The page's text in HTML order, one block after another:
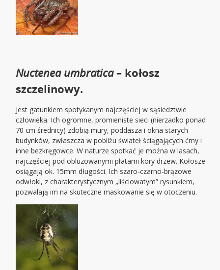
Nuctenea umbratica– kołosz
szczelinowy.
Jest gatunkiem spotykanym najczęściej w sąsiedztwie
człowieka. Ich ogromne, promieniste sieci (nierzadko ponad
70 cm średnicy) zdobią mury, poddasza i okna starych
budynków, zwłaszcza w pobliżu świateł ściągających ćmy i
inne bezkręgowce. W naturze spotkać je można w lasach,
najczęściej pod obluzowanymi płatami kory drzew. Kołosze
osiągają ok. 15mm długości. Ich szaro-czarno-brązowe
odwłoki, z charakterystycznym „liściowatym” rysunkiem,
pozwalają im na skuteczne maskowanie się w otoczeniu.